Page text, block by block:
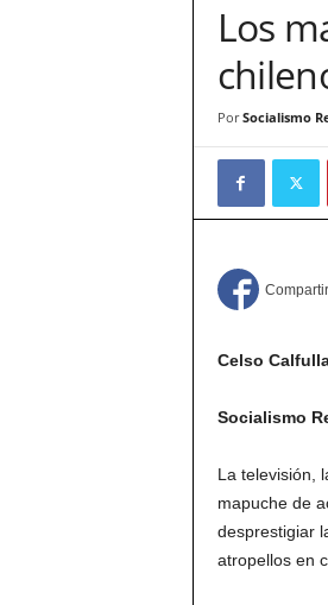
Los
Por Socialismo
Celso
Socialismo
La televisión,
mapuche de
desprestigiar
atropellos en